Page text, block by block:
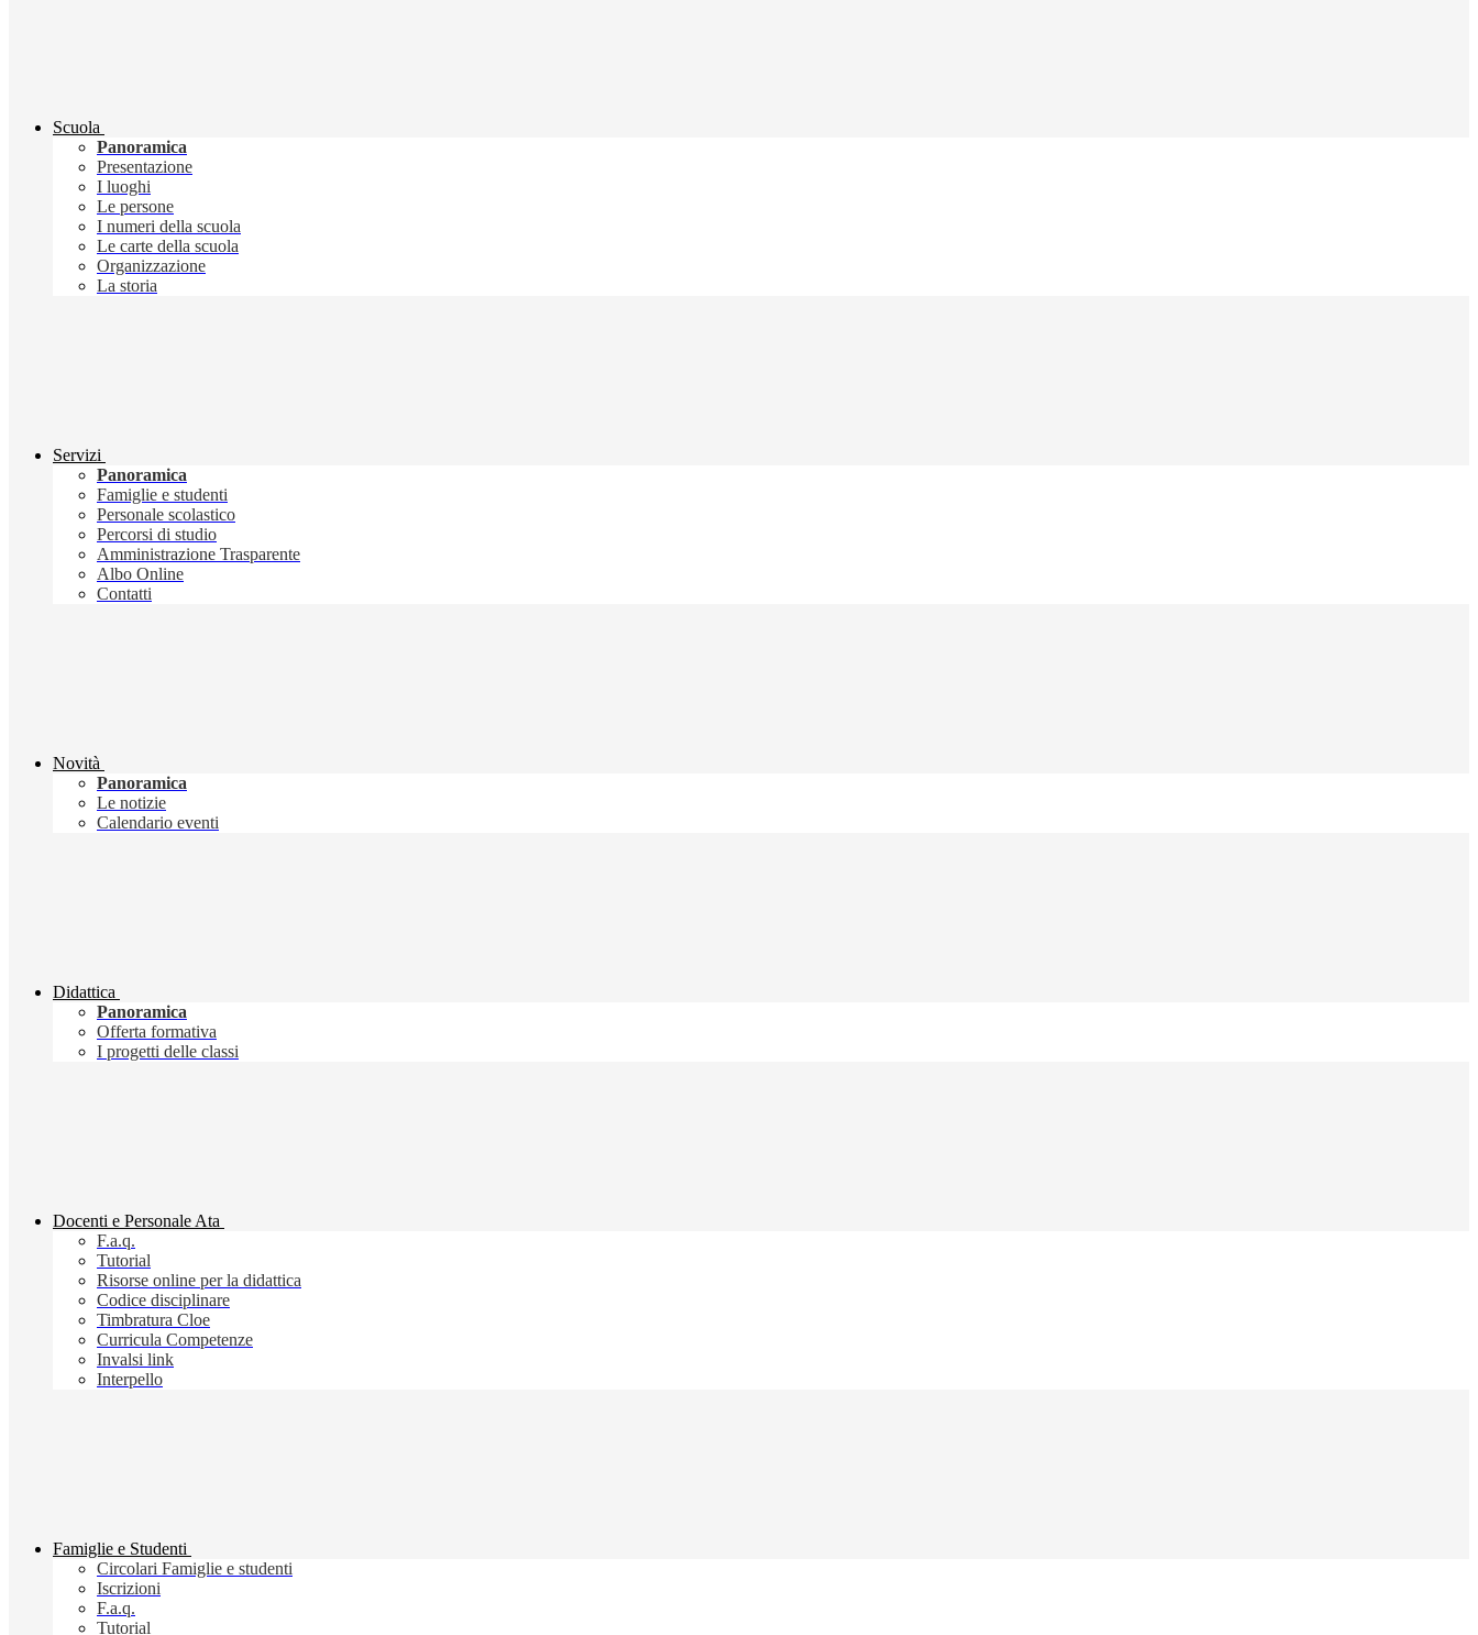
Scuola
Panoramica
Presentazione
I luoghi
Le persone
I numeri della scuola
Le carte della scuola
Organizzazione
La storia
Servizi
Panoramica
Famiglie e studenti
Personale scolastico
Percorsi di studio
Amministrazione Trasparente
Albo Online
Contatti
Novità
Panoramica
Le notizie
Calendario eventi
Didattica
Panoramica
Offerta formativa
I progetti delle classi
Docenti e Personale Ata
F.a.q.
Tutorial
Risorse online per la didattica
Codice disciplinare
Timbratura Cloe
Curricula Competenze
Invalsi link
Interpello
Famiglie e Studenti
Circolari Famiglie e studenti
Iscrizioni
F.a.q.
Tutorial